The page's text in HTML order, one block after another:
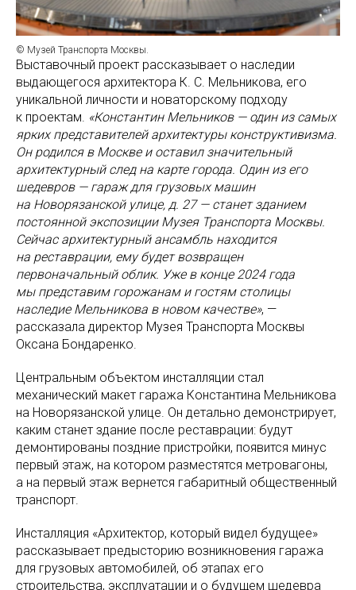
© Музей Транспорта Москвы.
Выставочный проект рассказывает о наследии
выдающегося архитектора К. С. Мельникова, его
уникальной личности и новаторскому подходу
к проектам. «Константин Мельников — один из самых
ярких представителей архитектуры конструктивизма.
Он родился в Москве и оставил значительный
архитектурный след на карте города. Один из его
шедевров — гараж для грузовых машин
на Новорязанской улице, д. 27 — станет зданием
постоянной экспозиции Музея Транспорта Москвы.
Сейчас архитектурный ансамбль находится
на реставрации, ему будет возвращен
первоначальный облик. Уже в конце 2024 года
мы представим горожанам и гостям столицы
наследие Мельникова в новом качестве», —
рассказала директор Музея Транспорта Москвы
Оксана Бондаренко.
Центральным объектом инсталляции стал
механический макет гаража Константина Мельникова
на Новорязанской улице. Он детально демонстрирует,
каким станет здание после реставрации: будут
демонтированы поздние пристройки, появится минус
первый этаж, на котором разместятся метровагоны,
а на первый этаж вернется габаритный общественный
транспорт.
Инсталляция «Архитектор, который видел будущее»
рассказывает предысторию возникновения гаража
для грузовых автомобилей, об этапах его
строительства, эксплуатации и о будущем шедевра